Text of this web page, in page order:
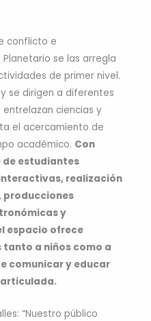
conflicto e
se las arregla
de primer nivel.
se dirigen a diferentes
entrelazan ciencias y
el acercamiento de
académico. Con
estudiantes
realización
producciones
y
espacio ofrece
a niños como a
comunicar y educar
“Nuestro público